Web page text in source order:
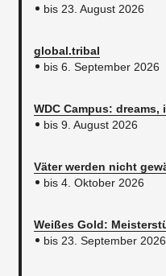
bis 23. August 2026
global.tribal
bis 6. September 2026
WDC Campus:
bis 9. August 2026
Väter werden nicht
bis 4. Oktober 2026
Weißes Gold:
bis 23. September 2026